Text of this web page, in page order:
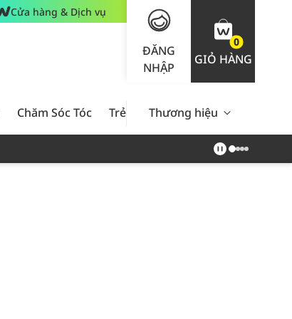
Cửa hàng & Dịch vụ
ĐĂNG
NHẬP
0
GIỎ HÀNG
Chăm Sóc Tóc Trẻ Em Nam Giới Chăm Sóc
Thương hiệu